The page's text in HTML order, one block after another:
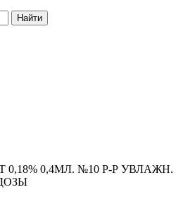
Найти
0,4МЛ. №10 Р-Р УВЛАЖН.